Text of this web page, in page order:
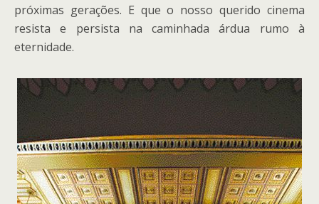
próximas gerações. E que o nosso querido cinema
resista e persista na caminhada árdua rumo à
eternidade.